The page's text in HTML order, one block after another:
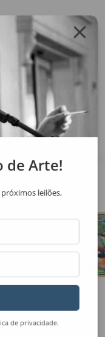
Título
de Arte!
leilões,
de privacidade.